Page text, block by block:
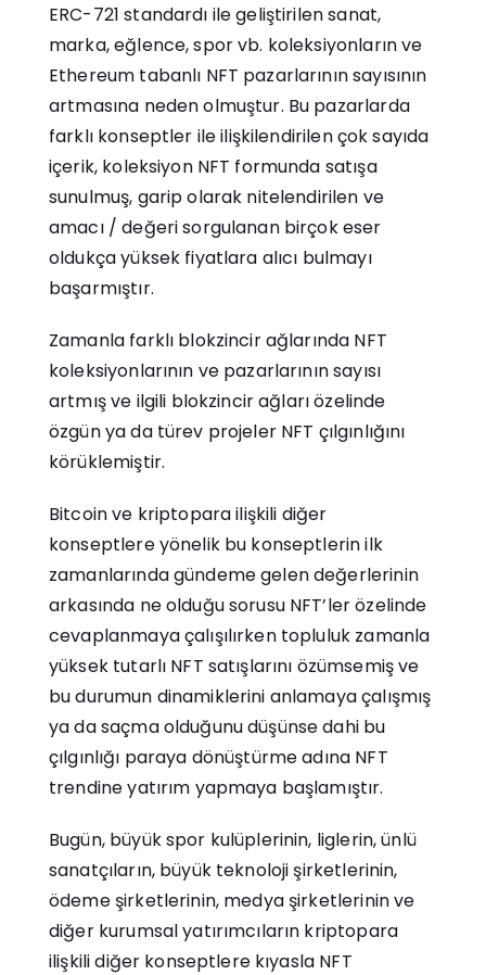
ERC-721 standardı ile geliştirilen sanat,
marka, eğlence, spor vb. koleksiyonların ve
Ethereum tabanlı NFT pazarlarının sayısının
artmasına neden olmuştur. Bu pazarlarda
farklı konseptler ile ilişkilendirilen çok sayıda
içerik, koleksiyon NFT formunda satışa
sunulmuş, garip olarak nitelendirilen ve
amacı / değeri sorgulanan birçok eser
oldukça yüksek fiyatlara alıcı bulmayı
başarmıştır.
Zamanla farklı blokzincir ağlarında NFT
koleksiyonlarının ve pazarlarının sayısı
artmış ve ilgili blokzincir ağları özelinde
özgün ya da türev projeler NFT çılgınlığını
körüklemiştir.
Bitcoin ve kriptopara ilişkili diğer
konseptlere yönelik bu konseptlerin ilk
zamanlarında gündeme gelen değerlerinin
arkasında ne olduğu sorusu NFT’ler özelinde
cevaplanmaya çalışılırken topluluk zamanla
yüksek tutarlı NFT satışlarını özümsemiş ve
bu durumun dinamiklerini anlamaya çalışmış
ya da saçma olduğunu düşünse dahi bu
çılgınlığı paraya dönüştürme adına NFT
trendine yatırım yapmaya başlamıştır.
Bugün, büyük spor kulüplerinin, liglerin, ünlü
sanatçıların, büyük teknoloji şirketlerinin,
ödeme şirketlerinin, medya şirketlerinin ve
diğer kurumsal yatırımcıların kriptopara
ilişkili diğer konseptlere kıyasla NFT